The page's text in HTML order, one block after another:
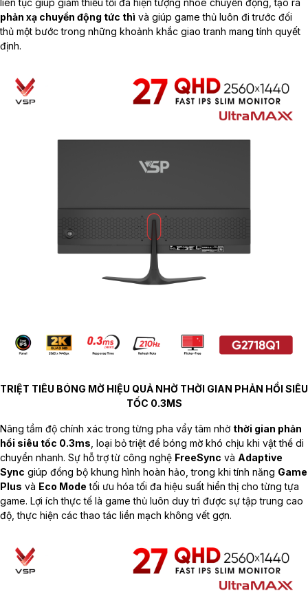
phản xạ chuyển động tức thì và giúp game thủ luôn đi trước đối
thủ một bước trong những khoảnh khắc giao tranh mang tính quyết
định.
TRIỆT TIÊU BÓNG MỜ HIỆU QUẢ NHỜ THỜI GIAN PHẢN HỒI SIÊU
TỐC 0.3MS
Nâng tầm độ chính xác trong từng pha vẩy tâm nhờ thời gian phản
hồi siêu tốc 0.3ms , loại bỏ triệt để bóng mờ khó chịu khi vật thể di
chuyển nhanh. Sự hỗ trợ từ công nghệ FreeSync và Adaptive
Sync giúp đồng bộ khung hình hoàn hảo, trong khi tính năng Game
Plus và Eco Mode tối ưu hóa tối đa hiệu suất hiển thị cho từng tựa
game. Lợi ích thực tế là game thủ luôn duy trì được sự tập trung cao
độ, thực hiện các thao tác liền mạch không vết gợn.